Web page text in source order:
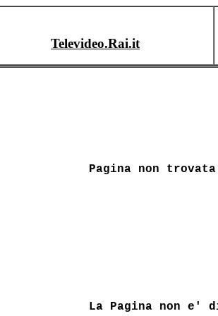
Televideo.Rai.it
Pagina non trovata
La Pagina non e'